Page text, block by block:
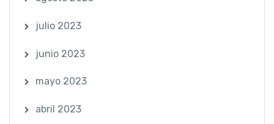
julio 2023
junio 2023
mayo 2023
abril 2023